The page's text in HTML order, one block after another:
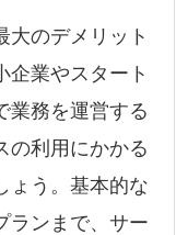
大のデメリット
企業やスタート
業務を運営する
の利用にかかる
ょう。基本的な
ランまで、サー